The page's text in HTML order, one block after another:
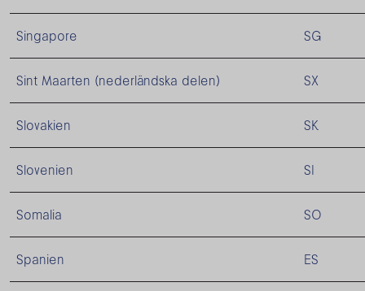
Singapore SG
Sint Maarten (nederländska delen) SX
Slovakien SK
Slovenien SI
Somalia SO
Spanien ES